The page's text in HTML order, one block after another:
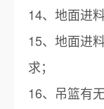
14、地面进
15、地面进
求；
16、吊篮有